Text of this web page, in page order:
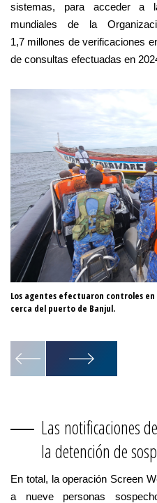
sistemas, para acceder a
mundiales de la
1,7 millones de verificaciones
de consultas efectuadas en
Los agentes efectuaron controles en
cerca del puerto de Banjul.
Las notificaciones
la detención de
En total, la operación Screen
a nueve personas